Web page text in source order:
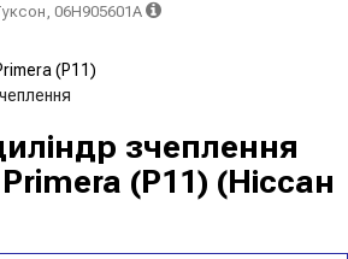
06H905601A
(P11)
зчеплення
(P11) (Ніссан